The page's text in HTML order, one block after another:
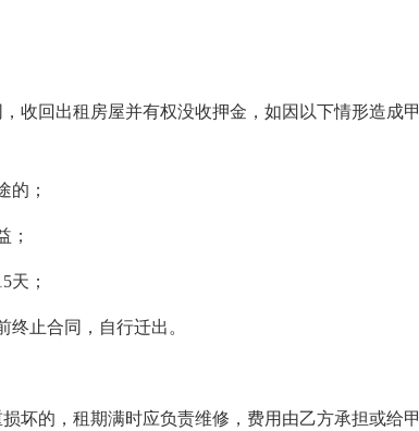
收回出租房屋并有权没收押金，如因以下情形造成甲
的；
；
天；
止合同，自行迁出。
坏的，租期满时应负责维修，费用由乙方承担或给甲